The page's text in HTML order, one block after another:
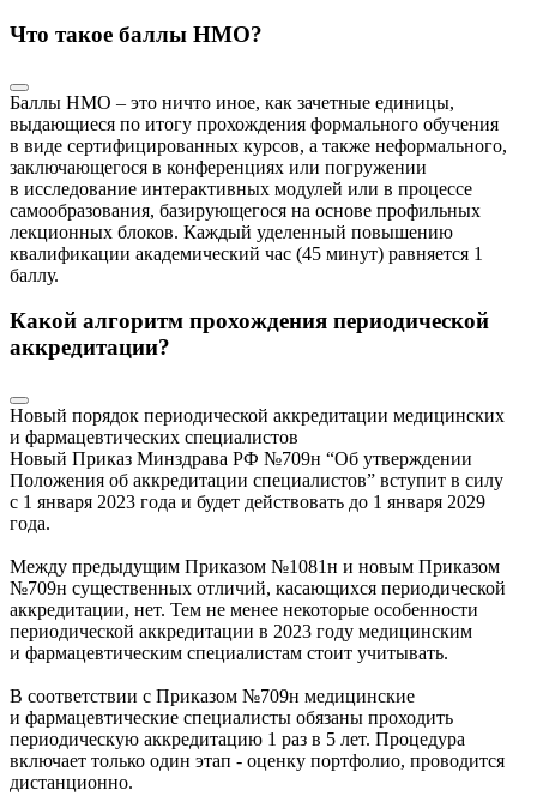
Что такое баллы НМО?
Баллы НМО – это ничто иное, как зачетные единицы,
выдающиеся по итогу прохождения формального обучения
в виде сертифицированных курсов, а также неформального,
заключающегося в конференциях или погружении
в исследование интерактивных модулей или в процессе
самообразования, базирующегося на основе профильных
лекционных блоков. Каждый уделенный повышению
квалификации академический час (45 минут) равняется 1
баллу.
Какой алгоритм прохождения периодической
аккредитации?
Новый порядок периодической аккредитации медицинских
и фармацевтических специалистов
Новый Приказ Минздрава РФ №709н “Об утверждении
Положения об аккредитации специалистов” вступит в силу
с 1 января 2023 года и будет действовать до 1 января 2029
года.
Между предыдущим Приказом №1081н и новым Приказом
№709н существенных отличий, касающихся периодической
аккредитации, нет. Тем не менее некоторые особенности
периодической аккредитации в 2023 году медицинским
и фармацевтическим специалистам стоит учитывать.
В соответствии с Приказом №709н медицинские
и фармацевтические специалисты обязаны проходить
периодическую аккредитацию 1 раз в 5 лет. Процедура
включает только один этап - оценку портфолио, проводится
дистанционно.